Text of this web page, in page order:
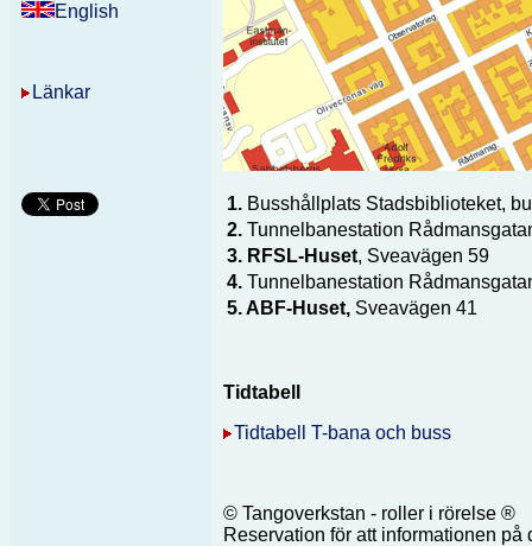
English
Länkar
1. Busshållplats Stadsbiblioteket,
2. Tunnelbanestation
3. RFSL-Huset, Sveavägen 59
4. Tunnelbanestation
5. ABF-Huset, Sveavägen 41
Tidtabell
Tidtabell T-bana och buss
© Tangoverkstan - roller i rörelse ®
Reservation för att informationen